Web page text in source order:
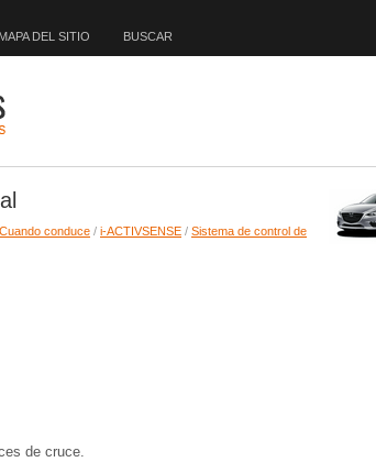
MAPA DEL SITIO BUSCAR
Cuando conduce / i-ACTIVSENSE / Sistema de control de
de cruce.